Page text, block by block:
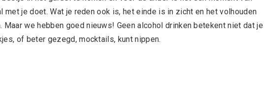
je doet. Wat je reden ook is, het einde is in zicht en het volhouden
we hebben goed nieuws! Geen alcohol drinken betekent niet dat je
of beter gezegd, mocktails, kunt nippen.